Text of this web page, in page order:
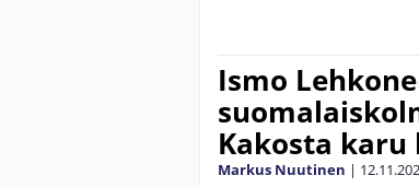
Ismo
Kakosta karu
Markus Nuutinen |